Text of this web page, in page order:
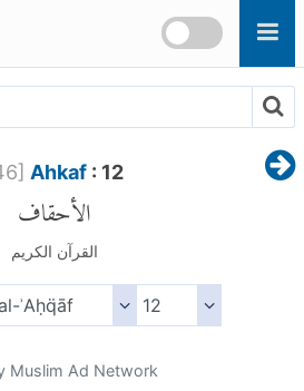
] Ahkaf : 12
الأحقاف
القرآن الكريم
Muslim Ad Network